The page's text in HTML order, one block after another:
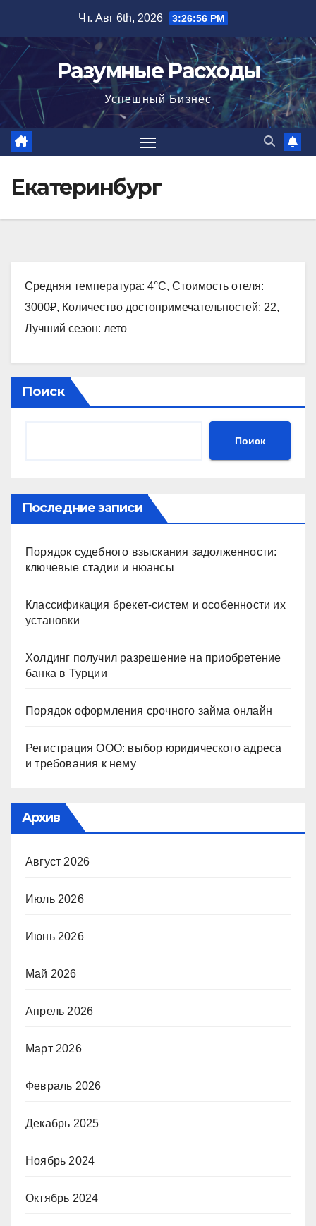
содержимому
Чт. Авг 6th, 2026 3:26:57 PM
Разумные Расходы
Успешный Бизнес
Екатеринбург
Средняя температура: 4°C, Стоимость отеля:
3000₽, Количество достопримечательностей: 22,
Лучший сезон: лето
Поиск
Поиск
Последние записи
Порядок судебного взыскания задолженности:
ключевые стадии и нюансы
Классификация брекет-систем и особенности их
установки
Холдинг получил разрешение на приобретение
банка в Турции
Порядок оформления срочного займа онлайн
Регистрация ООО: выбор юридического адреса
и требования к нему
Архив
Август 2026
Июль 2026
Июнь 2026
Май 2026
Апрель 2026
Март 2026
Февраль 2026
Декабрь 2025
Ноябрь 2024
Октябрь 2024